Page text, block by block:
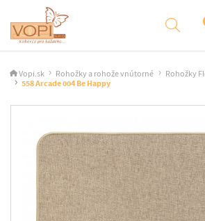
Vopi.sk Rohožky a rohože vnútorné
Rohožky
558 Arcade 004 Be Happy